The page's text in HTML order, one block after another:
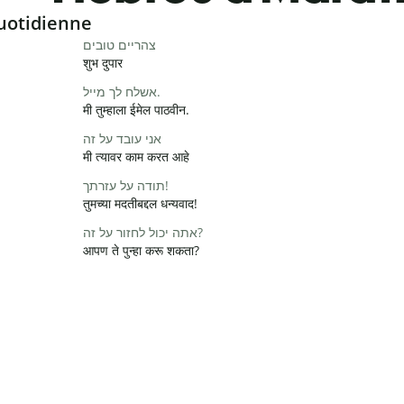
צהריים טובים
शुभ दुपार
אשלח לך מייל.
मी तुम्हाला ईमेल पाठवीन.
אני עובד על זה
मी त्यावर काम करत आहे
תודה על עזרתך!
तुमच्या मदतीबद्दल धन्यवाद!
אתה יכול לחזור על זה?
आपण ते पुन्हा करू शकता?